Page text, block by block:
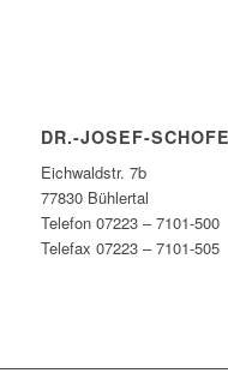
DR.-JOSEF-
Eichwaldstr. 7b
77830 Bühlertal
Telefon 07223 – 7101-500
Telefax 07223 – 7101-505